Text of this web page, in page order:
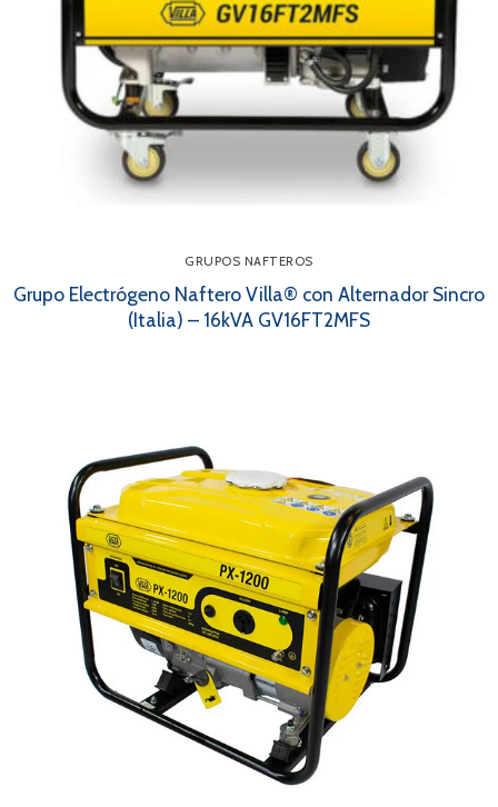
GRUPOS NAFTEROS
Grupo Electrógeno Naftero Villa® con Alternador Sincro
(Italia) – 16kVA GV16FT2MFS